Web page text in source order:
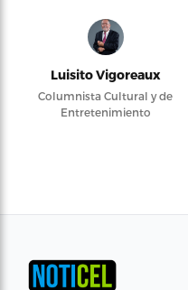
Luisito Vigoreaux
Columnista Cultural y de
Entretenimiento